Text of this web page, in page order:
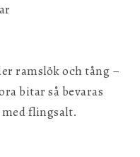
ramslök och tång –
bitar så bevaras
med flingsalt.